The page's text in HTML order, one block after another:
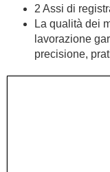
2 Assi di
La qualità dei
lavorazione
precisione,